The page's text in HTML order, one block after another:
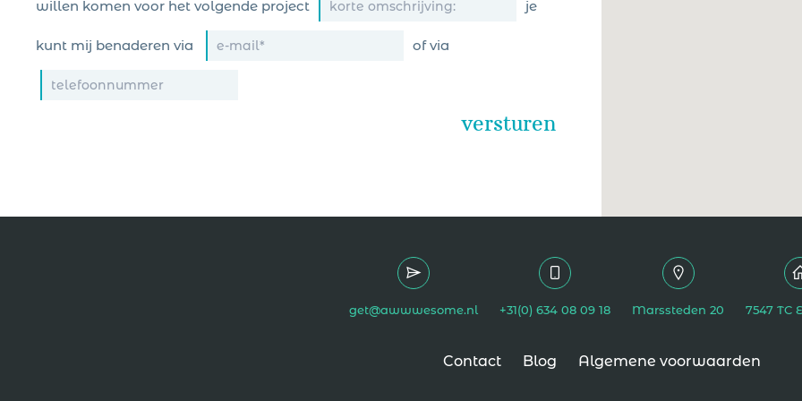
willen komen voor het volgende project je
kunt mij benaderen via of via
get@awwwesome.nl +31(0) 634 08 09 18 Marssteden 20 7547 TC
Contact Blog Algemene voorwaarden